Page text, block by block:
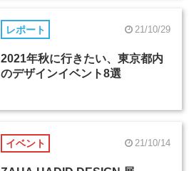
レポート 21/10/29
2021年秋に行きたい、東京都内
のデザインイベント8選
イベント 21/10/14